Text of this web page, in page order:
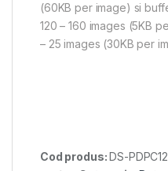
(60KB per image) si
120 – 160 images (5KB
– 25 images (30KB per
Cod produs:DS-